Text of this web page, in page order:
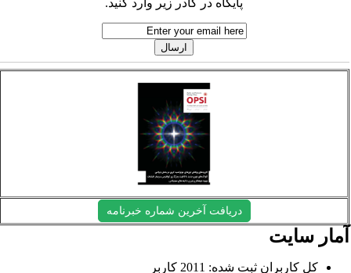
پایگاه در کادر زیر وارد کنید.
دریافت آخرین شماره خبرنامه
سایت
کل کاربران ثبت شده: 2011 کاربر